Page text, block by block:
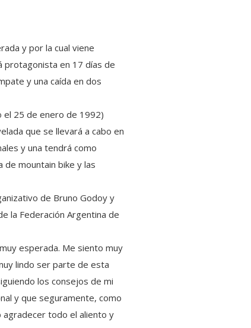
y por la cual viene
protagonista en 17 días de
y una caída en dos
el 25 de enero de 1992)
que se llevará a cabo en
y una tendrá como
mountain bike y las
de Bruno Godoy y
la Federación Argentina de
esperada. Me siento muy
lindo ser parte de esta
los consejos de mi
y que seguramente, como
agradecer todo el aliento y